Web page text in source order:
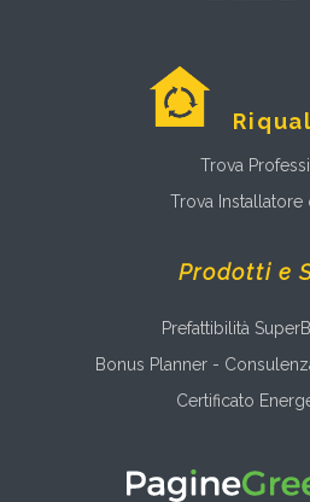
Trova
Trova Installatore
Prodotti e
Prefattibilità
Bonus Planner -
Certificato